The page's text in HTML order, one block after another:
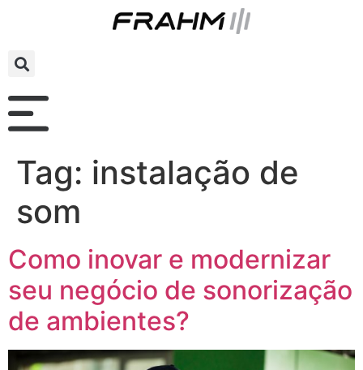
Tag: instalação de
som
Como inovar e modernizar
seu negócio de sonorização
de ambientes?